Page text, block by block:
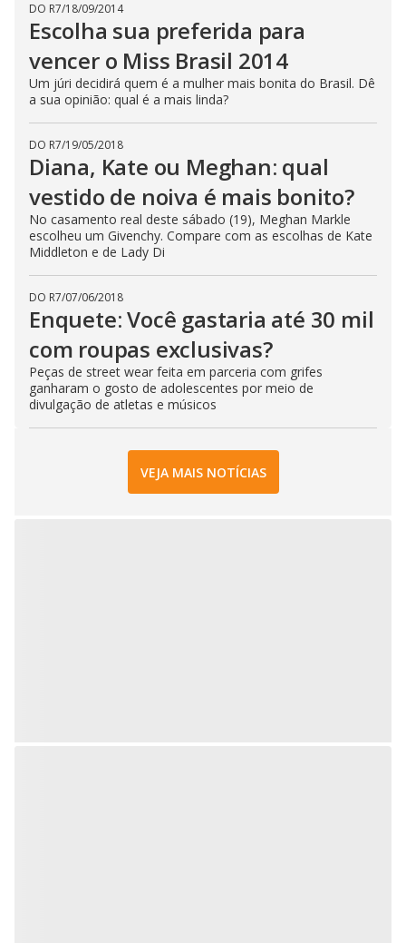
DO R7/18/09/2014
Escolha sua preferida para
vencer o Miss Brasil 2014
Um júri decidirá quem é a mulher mais bonita do Brasil. Dê
a sua opinião: qual é a mais linda?
DO R7/19/05/2018
Diana, Kate ou Meghan: qual
vestido de noiva é mais bonito?
No casamento real deste sábado (19), Meghan Markle
escolheu um Givenchy. Compare com as escolhas de Kate
Middleton e de Lady Di
DO R7/07/06/2018
Enquete: Você gastaria até 30 mil
com roupas exclusivas?
Peças de street wear feita em parceria com grifes
ganharam o gosto de adolescentes por meio de
divulgação de atletas e músicos
VEJA MAIS NOTÍCIAS